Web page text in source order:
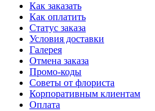
Как заказать
Как оплатить
Статус заказа
Условия доставки
Галерея
Отмена заказа
Промо-коды
Советы от флориста
Корпоративным клиентам
Оплата